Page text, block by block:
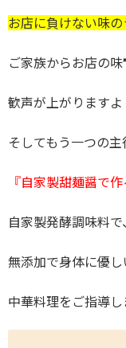
お店に負けない味の
ご家族からお店の味
歓声が上がりますよ
そしてもう一つの主
『自家製甜麺醤で
自家製発酵調味料で
無添加で身体に優
中華料理をご指導し